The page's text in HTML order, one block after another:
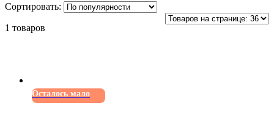
Сортировать:
1 товаров
Осталось мало